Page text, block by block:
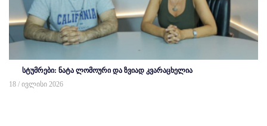
სტუმრები: ნატა ლომოური და ზვიად კვარაცხელია
18 / ივლისი 2026